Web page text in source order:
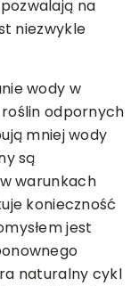
na
niezwykle
wody w
odpornych
mniej wody
są
warunkach
konieczność
jest
naturalny cykl